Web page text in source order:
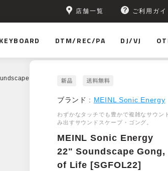
店舗一覧 ご利用ガイ
KEYBOARD DTM/REC/PA DJ/VJ
Gong, Flower of Life [SGFOL22]
ブランド : MEINL Sonic Energy
わずかなタッチでも豊かで複雑なサウン
み出すサウンドスケープ・ゴング。
MEINL Sonic Energy
22" Soundscape Gong,
of Life [SGFOL22]